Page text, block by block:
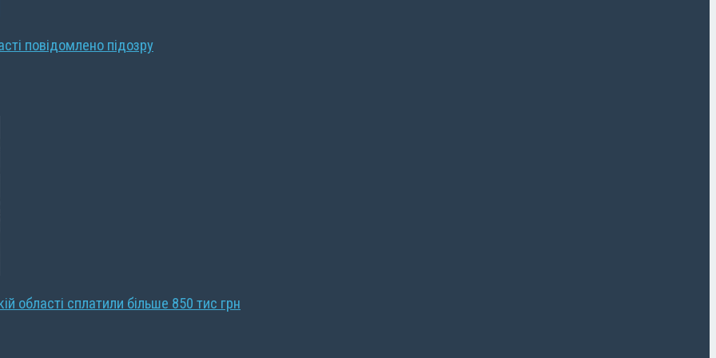
повідомлено підозру
області сплатили більше 850 тис грн